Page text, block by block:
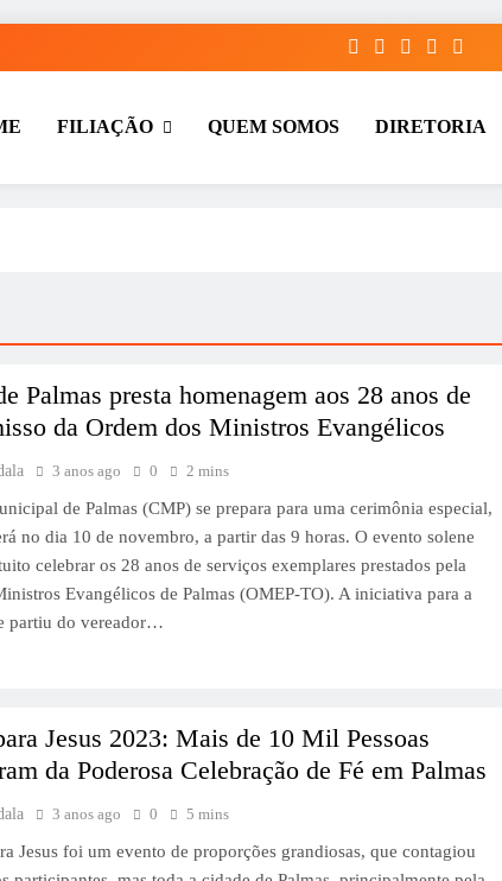
Evangélicos de Palmas – TO
FILIAÇÃO QUEM SOMOS DIRETORIA
Palmas presta homenagem aos 28 anos de
da Ordem dos Ministros Evangélicos
3 anos ago 0 2 mins
de Palmas (CMP) se prepara para uma cerimônia especial,
no dia 10 de novembro, a partir das 9 horas. O evento solene
celebrar os 28 anos de serviços exemplares prestados pela
Evangélicos de Palmas (OMEP-TO). A iniciativa para a
partiu do vereador…
Jesus 2023: Mais de 10 Mil Pessoas
da Poderosa Celebração de Fé em Palmas
3 anos ago 0 5 mins
Jesus foi um evento de proporções grandiosas, que contagiou